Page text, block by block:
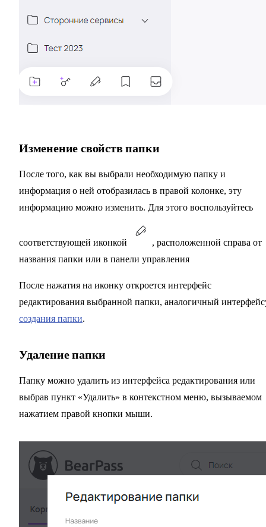
Изменение свойств папки
После того, как вы выбрали необходимую папку и
информация о ней отобразилась в правой колонке, эту
информацию можно изменить. Для этого воспользуйтесь
соответствующей иконкой
, расположенной справа от
названия папки или в панели управления
После нажатия на иконку откроется интерфейс
редактирования выбранной папки, аналогичный
создания папки.
Удаление папки
Папку можно удалить из интерфейса редактирования или
выбрав пункт «Удалить» в контекстном меню, вызываемом
нажатием правой кнопки мыши.